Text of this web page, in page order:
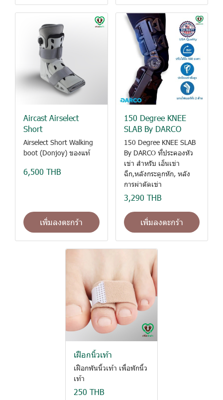
Aircast Airselect
Short
Airselect Short Walking
boot (Donjoy) ของแท้
6,500 THB
เพิ่มลงตะกร้า
150 Degree KNEE
SLAB By DARCO
150 Degree KNEE SLAB
By DARCO ที่ประคองหัว
เข่า สำหรับ เอ็นเข่า
ฉีก,หลังกระดูกหัก, หลัง
การผ่าตัดเข่า
3,290 THB
เพิ่มลงตะกร้า
เฝือกนิ้วเท้า
เฝือกพันนิ้วเท้า เพื่อพักนิ้ว
เท้า
250 THB